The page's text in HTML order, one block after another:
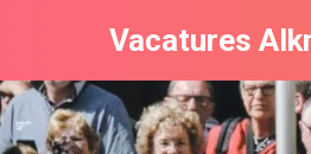
Vacatures